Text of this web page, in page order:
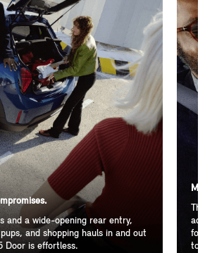
and a wide-opening rear entry,
and shopping hauls in and out
Door is effortless.
for
to